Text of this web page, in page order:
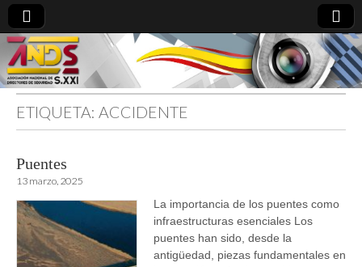
directoresdeseguridad.es
ETIQUETA: ACCIDENTE
Puentes
13 marzo, 2025
La importancia de los puentes como
infraestructuras esenciales Los
puentes han sido, desde la
antigüedad, piezas fundamentales en